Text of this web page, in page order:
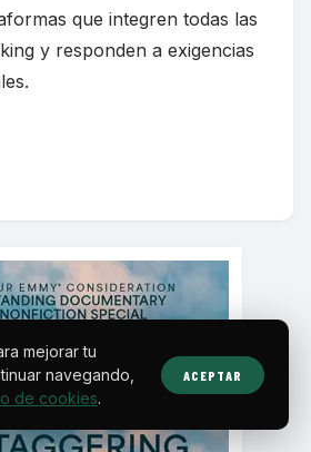
que integren todas las
y responden a exigencias
mejorar tu
navegando,
de cookies.
ACEPTAR